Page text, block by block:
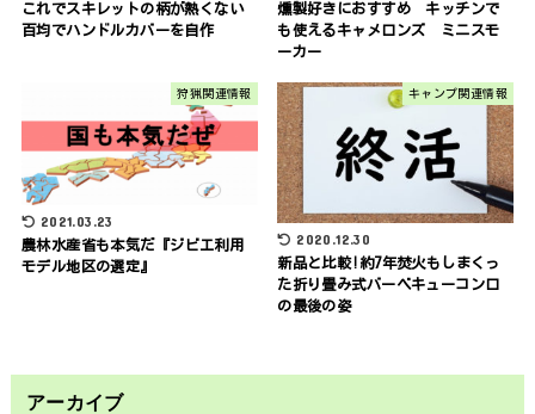
これでスキレットの柄が熱くない
百均でハンドルカバーを自作
燻製好きにおすすめ キッチンで
も使えるキャメロンズ ミニスモ
ーカー
狩猟関連情報
2021.03.23
農林水産省も本気だ『ジビエ利用
モデル地区の選定』
キャンプ関連情報
2020.12.30
新品と比較!約7年焚火もしまくっ
た折り畳み式バーベキューコンロ
の最後の姿
アーカイブ